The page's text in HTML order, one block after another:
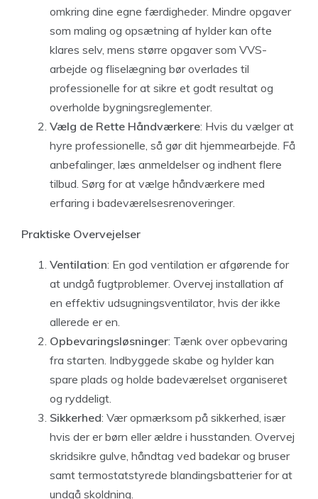
omkring dine egne færdigheder. Mindre opgaver
som maling og opsætning af hylder kan ofte
klares selv, mens større opgaver som VVS-
arbejde og fliselægning bør overlades til
professionelle for at sikre et godt resultat og
overholde bygningsreglementer.
Vælg de Rette Håndværkere: Hvis du vælger at
hyre professionelle, så gør dit hjemmearbejde. Få
anbefalinger, læs anmeldelser og indhent flere
tilbud. Sørg for at vælge håndværkere med
erfaring i badeværelsesrenoveringer.
Praktiske Overvejelser
Ventilation: En god ventilation er afgørende for
at undgå fugtproblemer. Overvej installation af
en effektiv udsugningsventilator, hvis der ikke
allerede er en.
Opbevaringsløsninger: Tænk over opbevaring
fra starten. Indbyggede skabe og hylder kan
spare plads og holde badeværelset organiseret
og ryddeligt.
Sikkerhed: Vær opmærksom på sikkerhed, især
hvis der er børn eller ældre i husstanden. Overvej
skridsikre gulve, håndtag ved badekar og bruser
samt termostatstyrede blandingsbatterier for at
undgå skoldning.